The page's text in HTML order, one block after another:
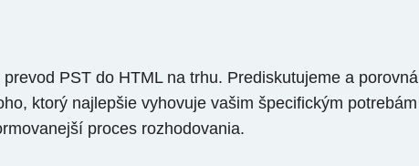
PST do HTML na trhu. Prediskutujeme a
ktorý najlepšie vyhovuje vašim špecifickým
proces rozhodovania.